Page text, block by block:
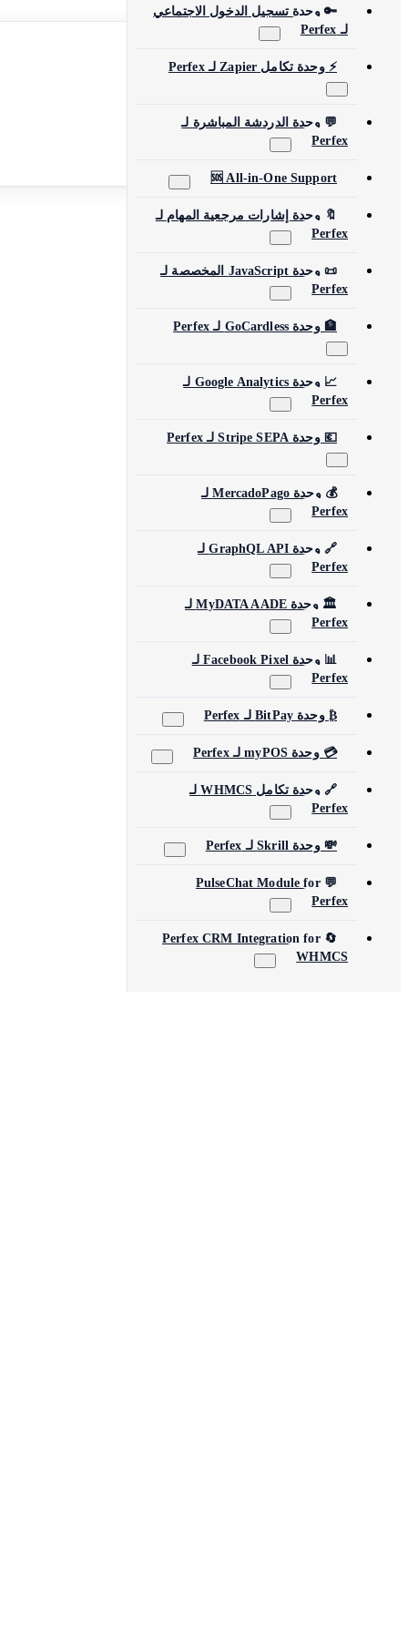
English
Français
Deutsch
Português
简体中文
日本語
استعراض جميع المنتجات
🔑 وحدة تسجيل الدخول الاجتماعي
لـ Perfex
⚡ وحدة تكامل Zapier لـ Perfex
💬 وحدة الدردشة المباشرة لـ
Perfex
🆘 All-in-One Support
🔖 وحدة إشارات مرجعية المهام لـ
Perfex
📜 وحدة JavaScript المخصصة لـ
Perfex
🏦 وحدة GoCardless لـ Perfex
📈 وحدة Google Analytics لـ
Perfex
💶 وحدة Stripe SEPA لـ Perfex
💰 وحدة MercadoPago لـ
Perfex
🔗 وحدة GraphQL API لـ
Perfex
🏛️ وحدة MyDATA AADE لـ
Perfex
📊 وحدة Facebook Pixel لـ
Perfex
₿ وحدة BitPay لـ Perfex
💳 وحدة myPOS لـ Perfex
🔗 وحدة تكامل WHMCS لـ
Perfex
💸 وحدة Skrill لـ Perfex
💬 PulseChat Module for
Perfex
🔄 Perfex CRM Integration for
WHMCS